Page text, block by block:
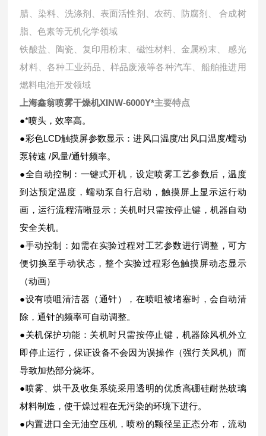
腊、染料、洗涤剂、表面活性剂、农药、防腐剂、 合成树
脂、色素等无机化学领域
铁酸盐、陶瓷、复印用粉末、磁性材料、金属粉末、 感光
材料、各种工业药品、样品废液等各种汽车、船舶推进用
燃料电池开发领域
上海鑫翁喷雾干燥机XINW-6000Y*主要特点
●*喷头，效率高。
●彩色LCD触摸屏参数显示：进风口温度/出风口温度/蠕动
泵转速 /风量/通针频率。
●全自动控制：一键式开机，设定喷雾工艺参数后，温度
到达预定温度，蠕动泵自行启动，触摸屏上显示运行动
画，运行流程清晰显示；关机时只需按停止键，机器自动
安全关机。
●手动控制：如需在实验过程对工艺参数进行调整，可方
便切换至手动状态，整个实验过程彩色触摸屏动态显示
（动画）
●设有喷咀清洁器（通针），在喷咀被堵塞时，会自动清
除，通针的频率可自动调整。
●关机保护功能：关机时只需按停止键，机器除风机外立
即停止运行，保证设备不会因为误操作（强行关风机）而
导致加热部分烧坏。
●喷雾、烘干及收集系统采用透明的优质高硼硅耐热玻璃
材料制造，使干燥过程在无污染的环境下进行。
●内置进口全无油空压机，喷粉的颗径呈正态分布，流动